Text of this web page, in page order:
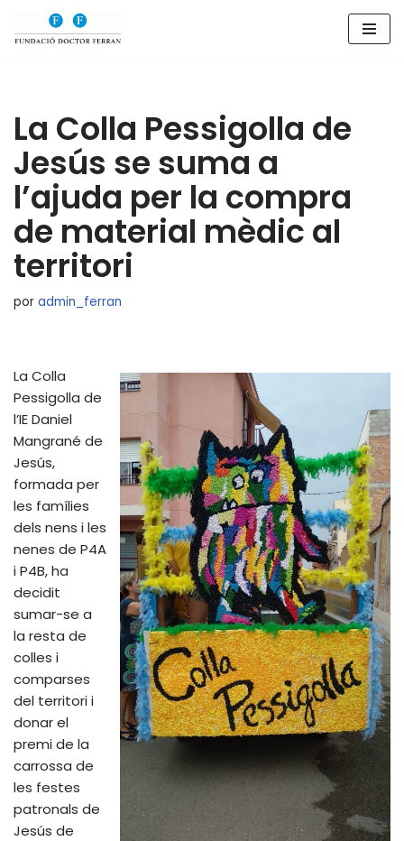
Saltar
La Colla Pessigolla de
Jesús se suma a
l’ajuda per la compra
de material mèdic al
territori
por admin_ferran
La Colla
Pessigolla de
l’IE Daniel
Mangrané de
Jesús,
formada per
les famílies
dels nens i les
nenes de P4A
i P4B, ha
decidit
sumar-se a
la resta de
colles i
comparses
del territori i
donar el
premi de la
carrossa de
les festes
patronals de
Jesús de